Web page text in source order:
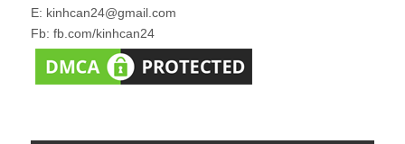
E: kinhcan24@gmail.com
Fb: fb.com/kinhcan24